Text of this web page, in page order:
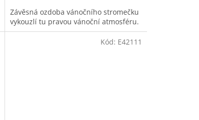
Závěsná ozdoba vánočního stromečku
vykouzlí tu pravou vánoční atmosféru.
Kód: E42111